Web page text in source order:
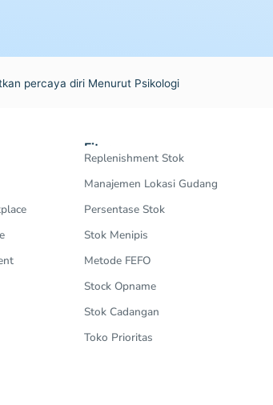
percaya diri Menurut Psikologi
Fitur
Replenishment Stok
Manajemen Lokasi Gudang
Persentase Stok
Stok Menipis
Metode FEFO
Stock Opname
Stok Cadangan
Toko Prioritas